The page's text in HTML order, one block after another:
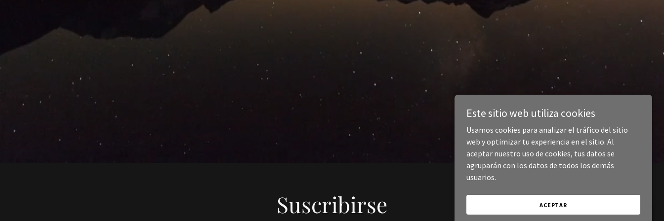
Suscribirse
Este sitio web utiliza cookies
Usamos cookies para analizar el tráfico del sitio
web y optimizar tu experiencia en el sitio. Al
aceptar nuestro uso de cookies, tus datos se
agruparán con los datos de todos los demás
usuarios.
ACEPTAR